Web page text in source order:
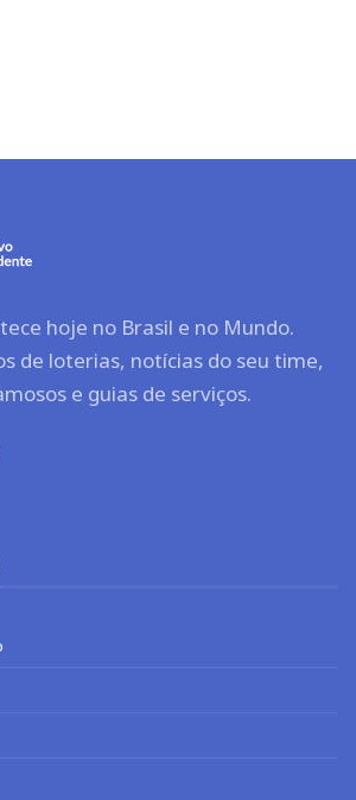
hoje no Brasil e no Mundo.
de loterias, notícias do seu time,
e guias de serviços.